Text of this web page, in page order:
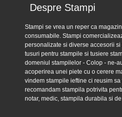
Despre Stampi
Stampi se vrea un reper ca
consumabile. Stampi
personalizate si diverse accesorii
tusuri pentru stampile si tusiere
domeniul stampilelor - Colop - ne-
acoperirea unei piete cu o cerere
vindem stampile ieftine ci reusim
recomandam stampila potrivita
notar, medic, stampila durabila si